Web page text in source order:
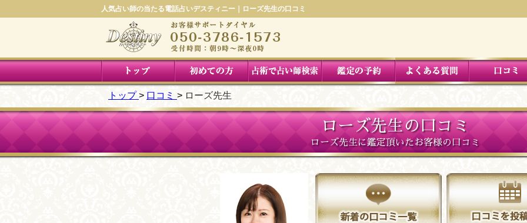
人気占い師の当たる電話占いデスティニー｜ローズ先生の口コミ
トップ 口コミ ローズ先生
ローズ先生の口コミ
ローズ先生に鑑定頂いたお客様の口コミ